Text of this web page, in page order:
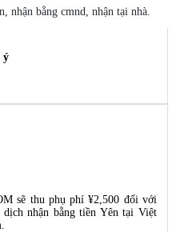
nhận bằng cmnd, nhận tại nhà.
ý
sẽ thu phụ phí ¥2,500 đối với
dịch nhận bằng tiền Yên tại Việt